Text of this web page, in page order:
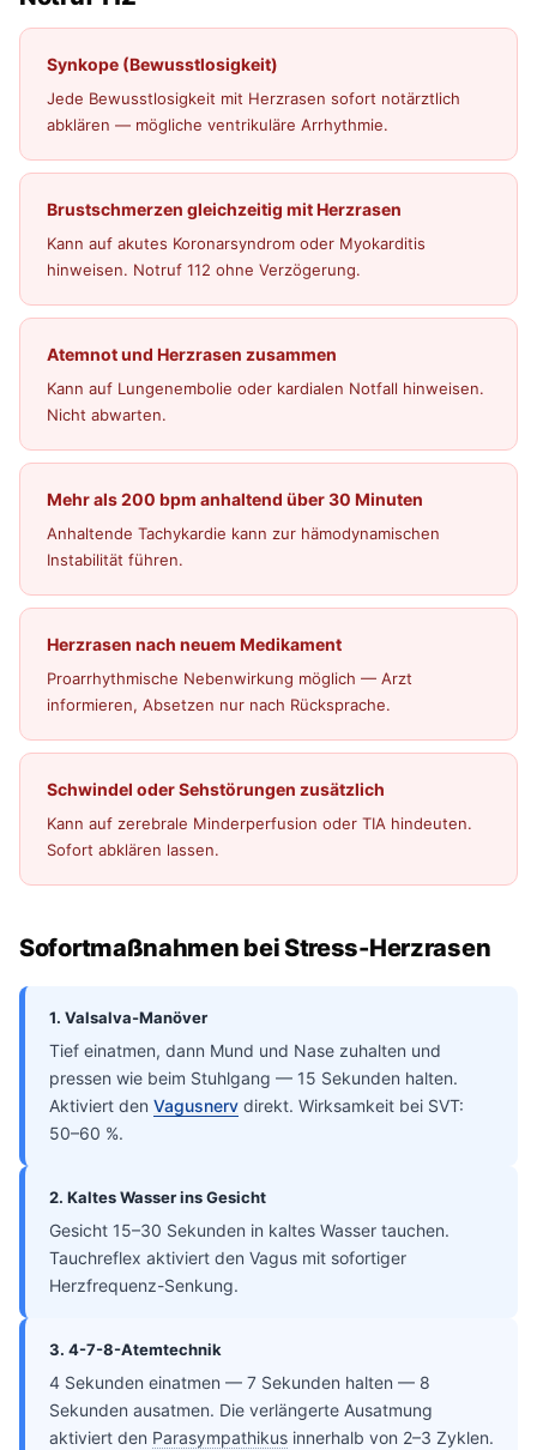
Synkope (Bewusstlosigkeit)
Jede Bewusstlosigkeit mit Herzrasen sofort notärztlich
abklären — mögliche ventrikuläre Arrhythmie.
Brustschmerzen gleichzeitig mit Herzrasen
Kann auf akutes Koronarsyndrom oder Myokarditis
hinweisen. Notruf 112 ohne Verzögerung.
Atemnot und Herzrasen zusammen
Kann auf Lungenembolie oder kardialen Notfall hinweisen.
Nicht abwarten.
Mehr als 200 bpm anhaltend über 30 Minuten
Anhaltende Tachykardie kann zur hämodynamischen
Instabilität führen.
Herzrasen nach neuem Medikament
Proarrhythmische Nebenwirkung möglich — Arzt
informieren, Absetzen nur nach Rücksprache.
Schwindel oder Sehstörungen zusätzlich
Kann auf zerebrale Minderperfusion oder TIA hindeuten.
Sofort abklären lassen.
Sofortmaßnahmen bei Stress-Herzrasen
1. Valsalva-Manöver
Tief einatmen, dann Mund und Nase zuhalten und
pressen wie beim Stuhlgang — 15 Sekunden halten.
Aktiviert den Vagusnerv direkt. Wirksamkeit bei SVT:
50–60 %.
2. Kaltes Wasser ins Gesicht
Gesicht 15–30 Sekunden in kaltes Wasser tauchen.
Tauchreflex aktiviert den Vagus mit sofortiger
Herzfrequenz-Senkung.
3. 4-7-8-Atemtechnik
4 Sekunden einatmen — 7 Sekunden halten — 8
Sekunden ausatmen. Die verlängerte Ausatmung
aktiviert den Parasympathikus innerhalb von 2–3 Zyklen.